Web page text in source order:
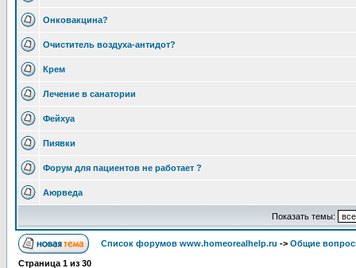
Онковакцина?
Очиститель воздуха-антидот?
Крем
Лечение в санатории
Фейхуа
Пиявки
Форум для пациентов не работает ?
Аюрведа
Показать темы:
Список форумов www.homeorealhelp.ru -> Общие
Страница 1 из 30